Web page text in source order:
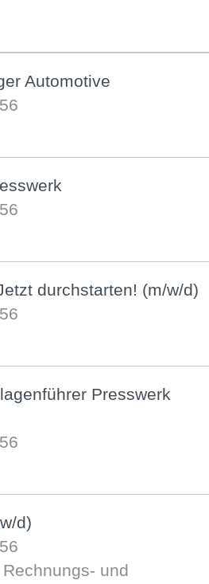
Automotive
durchstarten! (m/w/d)
Presswerk
d)
und